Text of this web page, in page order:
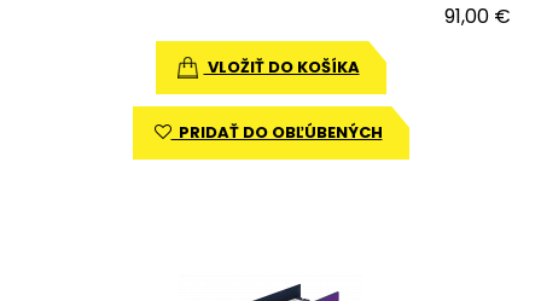
91,00 €
VLOŽIŤ DO KOŠÍKA
PRIDAŤ DO OBĽÚBENÝCH